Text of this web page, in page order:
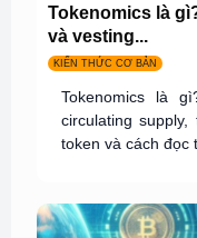
Tokenomics là
và vesting...
KIẾN THỨC CƠ BẢN
Tokenomics là
circulating supply,
token và cách đọc